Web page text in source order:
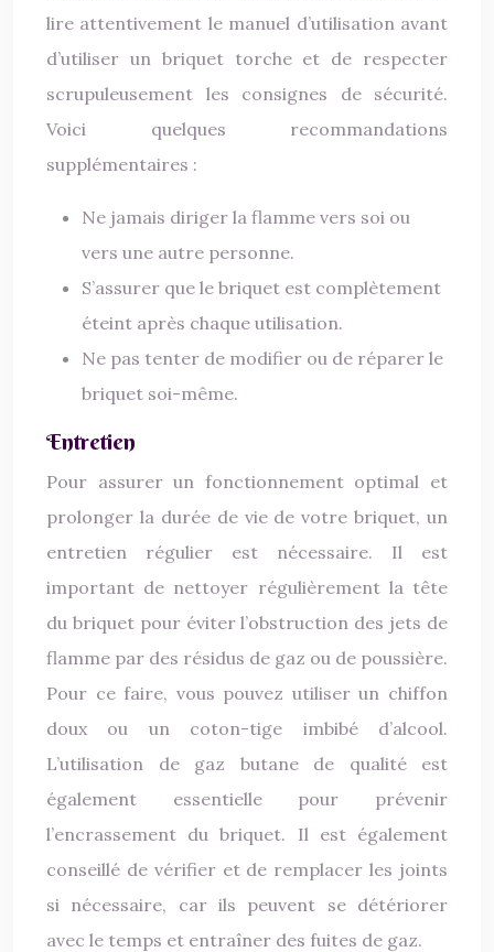
lire attentivement le manuel d’utilisation avant
d’utiliser un briquet torche et de respecter
scrupuleusement les consignes de sécurité.
Voici quelques recommandations
supplémentaires :
Ne jamais diriger la flamme vers soi ou
vers une autre personne.
S’assurer que le briquet est complètement
éteint après chaque utilisation.
Ne pas tenter de modifier ou de réparer le
briquet soi-même.
Entretien
Pour assurer un fonctionnement optimal et
prolonger la durée de vie de votre briquet, un
entretien régulier est nécessaire. Il est
important de nettoyer régulièrement la tête
du briquet pour éviter l’obstruction des jets de
flamme par des résidus de gaz ou de poussière.
Pour ce faire, vous pouvez utiliser un chiffon
doux ou un coton-tige imbibé d’alcool.
L’utilisation de gaz butane de qualité est
également essentielle pour prévenir
l’encrassement du briquet. Il est également
conseillé de vérifier et de remplacer les joints
si nécessaire, car ils peuvent se détériorer
avec le temps et entraîner des fuites de gaz.